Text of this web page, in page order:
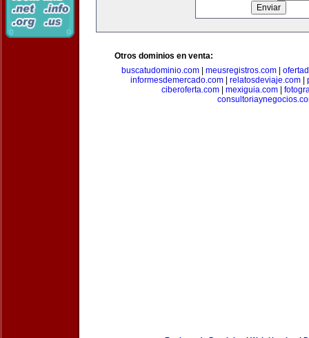
Otros dominios en venta:
buscatudominio.com| meusregistros.com|
informesdemercado.com| relatosdeviaje.com|
ciberoferta.com
mexiguia.com